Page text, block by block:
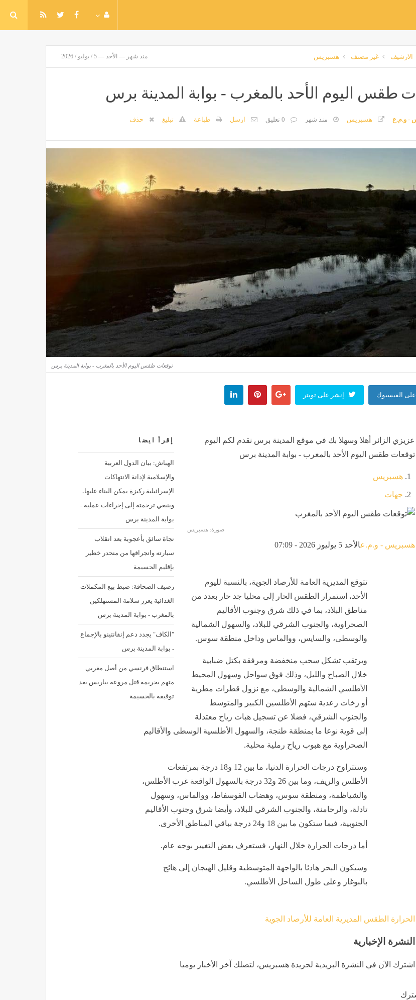
الارشيف غير مصنف هسبريس منذ شهر — الأحد — 5 / يوليو / 2026
طقس اليوم الأحد بالمغرب - بوابة المدينة برس
- و.م.ع هسبريس منذ شهر 0 تعليق ارسل طباعة تبليغ حذف
توقعات طقس اليوم الأحد بالمغرب - بوابة المدينة برس
على الفيسبوك إنشر على تويتر
إقرأ ايضا
الهباش: بيان الدول العربية
والإسلامية لإدانة الانتهاكات
الإسرائيلية ركيزة يمكن البناء عليها..
وينبغي ترجمته إلى إجراءات عملية -
بوابة المدينة برس
نجاة سائق بأعجوبة بعد انقلاب
سيارته وانجرافها من منحدر خطير
بإقليم الحسيمة
رصيف الصحافة: ضبط بيع المكملات
الغذائية يعزز سلامة المستهلكين
بالمغرب - بوابة المدينة برس
"الكاف" يجدد دعم إنفانتينو بالإجماع
- بوابة المدينة برس
استنطاق فرنسي من أصل مغربي
متهم بجريمة قتل مروعة بباريس بعد
توقيفه بالحسيمة
عزيزي الزائر أهلا وسهلا بك في موقع المدينة برس نقدم لكم اليوم
توقعات طقس اليوم الأحد بالمغرب - بوابة المدينة برس
هسبريس
جهات
صورة: هسبريس
هسبريس - و.م.عالأحد 5 يوليوز 2026 - 07:09
تتوقع المديرية العامة للأرصاد الجوية، بالنسبة لليوم
الأحد، استمرار الطقس الحار إلى محليا جد حار بعدد من
مناطق البلاد، بما في ذلك شرق وجنوب الأقاليم
الصحراوية، والجنوب الشرقي للبلاد، والسهول الشمالية
والوسطى، والسايس، ووالماس وداخل منطقة سوس.
ويرتقب تشكل سحب منخفضة ومرفقة بكتل ضبابية
خلال الصباح والليل، وذلك فوق سواحل وسهول المحيط
الأطلسي الشمالية والوسطى، مع نزول قطرات مطرية
أو زخات رعدية ستهم الأطلسين الكبير والمتوسط
والجنوب الشرقي، فضلا عن تسجيل هبات رياح معتدلة
إلى قوية نوعا ما بمنطقة طنجة، والسهول الأطلسية الوسطى والأقاليم
الصحراوية مع هبوب رياح رملية محلية.
وستتراوح درجات الحرارة الدنيا، ما بين 12 و18 درجة بمرتفعات
الأطلس والريف، وما بين 26 و32 درجة بالسهول الواقعة غرب الأطلس،
والشياظمة، ومنطقة سوس، وهضاب الفوسفاط، ووالماس، وسهول
تادلة، والرحامنة، والجنوب الشرقي للبلاد، وأيضا شرق وجنوب الأقاليم
الجنوبية، فيما ستكون ما بين 18 و24 درجة بباقي المناطق الأخرى.
أما درجات الحرارة خلال النهار، فستعرف بعض التغيير بوجه عام.
وسيكون البحر هادئا بالواجهة المتوسطية وقليل الهيجان إلى هائج
بالبوغاز وعلى طول الساحل الأطلسي.
الحرارة الطقس المديرية العامة للأرصاد الجوية
النشرة الإخبارية
اشترك الآن في النشرة البريدية لجريدة هسبريس، لتصلك آخر الأخبار يوميا